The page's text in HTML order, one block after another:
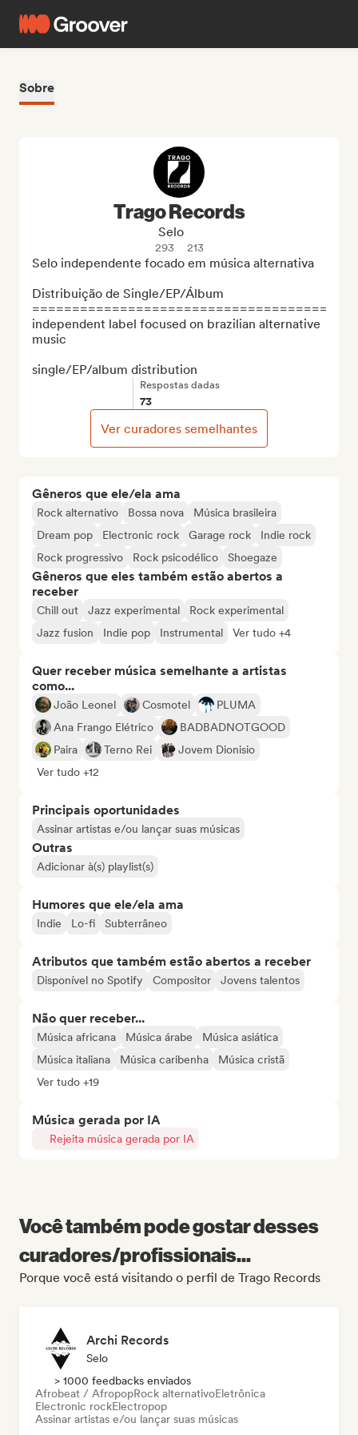
Sobre
Gêneros que ele/ela ama
Rock alternativo Bossa nova
Música brasileira
Dream pop
Electronic rock Garage rock
Indie rock
Rock progressivo
Rock psicodélico Shoegaze
Gêneros que eles também estão abertos a
receber
Chill out Jazz experimental
Rock experimental
Jazz fusion
Indie pop Instrumental Ver tudo +4
Quer receber música semelhante a artistas
como...
João Leonel Cosmotel
PLUMA
Ana Frango Elétrico
BADBADNOTGOOD
Paira
Terno Rei
Jovem Dionisio
Ver tudo +12
Principais oportunidades
Assinar artistas e/ou lançar suas músicas
Outras
Adicionar à(s) playlist(s)
Humores que ele/ela ama
Indie Lo-fi Subterrâneo
Atributos que também estão abertos a receber
Disponível no Spotify Compositor Jovens talentos
Não quer receber...
Música africana Música árabe
Música asiática
Música italiana
Música caribenha
Música cristã
Ver tudo +19
Música gerada por IA
Rejeita música gerada por IA
Trago Records
Selo
293 213
Selo independente focado em música alternativa
Distribuição de Single/EP/Álbum
=====================================
independent label focused on brazilian alternative
music
single/EP/album distribution
Respostas dadas
73
Ver curadores semelhantes
Você também pode gostar desses
curadores/profissionais...
Porque você está visitando o perfil de Trago Records
Archi Records
Selo
> 1000 feedbacks enviados
Afrobeat / AfropopRock alternativoEletrônica
Electronic rockElectropop
Assinar artistas e/ou lançar suas músicas